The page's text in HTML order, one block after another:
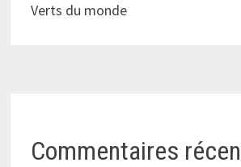
Verts du monde
Commentaires